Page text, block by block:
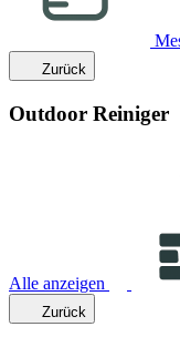
Zurück
Outdoor Reiniger
Alle anzeigen
Zurück